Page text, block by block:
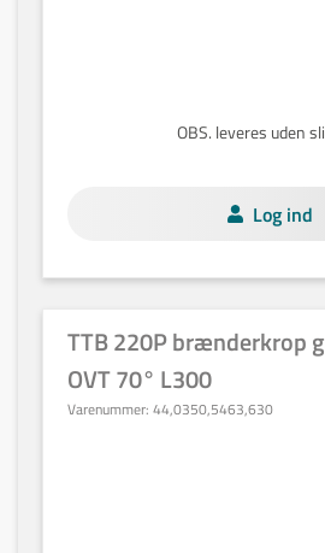
OBS. leveres uden
Log ind
TTB 220P brænderkrop
OVT 70° L300
Varenummer: 44,0350,5463,630